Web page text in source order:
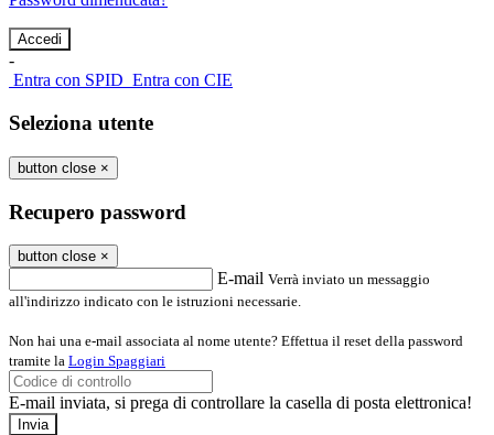
-
Entra con SPID Entra con CIE
Seleziona utente
button close ×
Recupero password
button close ×
E-mail Verrà inviato un messaggio
all'indirizzo indicato con le istruzioni necessarie.
Non hai una e-mail associata al nome utente? Effettua il reset della password
tramite la Login Spaggiari
E-mail inviata, si prega di controllare la casella di posta elettronica!